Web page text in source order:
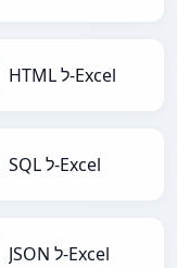
HTML ל-Excel
SQL ל-Excel
JSON ל-Excel